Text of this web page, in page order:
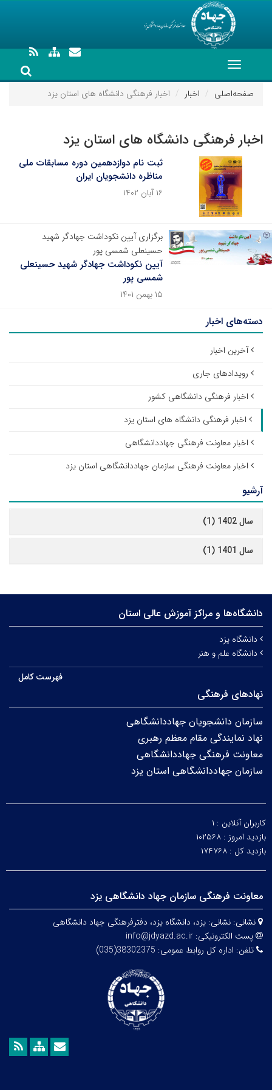
Toggle
navigation
صفحه‌اصلی
اخبار اخبار فرهنگی دانشگاه های استان یزد
اخبار فرهنگی دانشگاه های استان یزد
ثبت نام دوازدهمین دوره مسابقات ملی
مناظره دانشجویان ایران
۱۶ آبان ۱۴۰۲
برگزاری آیین نکوداشت جهادگر شهید
حسینعلی شمسی پور
آیین نکوداشت جهادگر شهید حسینعلی
شمسی پور
۱۵ بهمن ۱۴۰۱
دسته‌های اخبار
آخرین اخبار
رویدادهای جاری
اخبار فرهنگی دانشگاهی کشور
اخبار فرهنگی دانشگاه های استان یزد
اخبار معاونت فرهنگی جهاددانشگاهی
اخبار معاونت فرهنگی سازمان جهاددانشگاهی استان یزد
آرشیو
سال 1402 (1)
سال 1401 (1)
دانشگاه‌ها و مراکز آموزش عالی استان
دانشگاه یزد
دانشگاه علم و هنر
فهرست کامل
نهادهای فرهنگی
سازمان دانشجویان جهاددانشگاهی
نهاد نمایندگی مقام معظم رهبری
معاونت فرهنگی جهاددانشگاهی
سازمان جهاددانشگاهی استان یزد
کاربران آنلاین : ۱
بازدید امروز : ۱۰۲۵۶۸
بازدید کل : ۱۷۴۷۶۸
معاونت فرهنگی سازمان جهاد دانشگاهی یزد
نشانی: نشانی: یزد، دانشگاه یزد، دفترفرهنگی جهاد دانشگاهی
پست الکترونیکی: info@jdyazd.ac.ir
تلفن: اداره کل روابط عمومی: 38302375(035)